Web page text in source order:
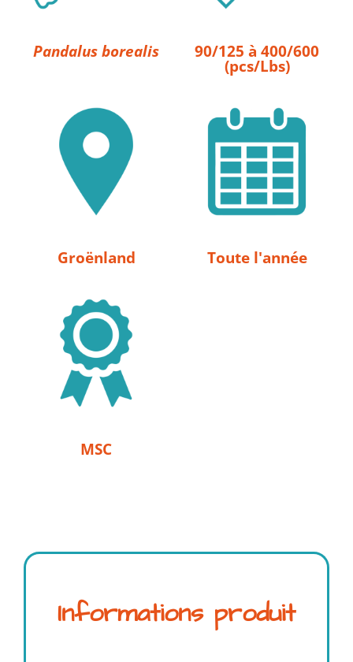
Pandalus borealis 90/125 à 400/600
(pcs/Lbs)
Groënland Toute l'année
MSC
Informations produit